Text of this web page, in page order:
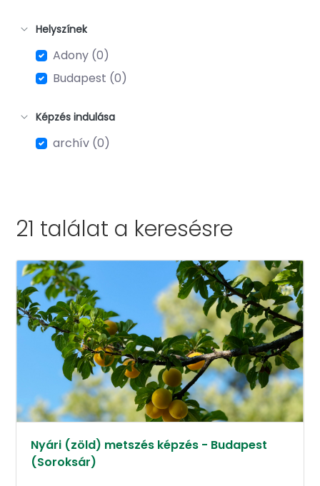
Helyszínek
Adony (0)
Budapest (0)
Képzés indulása
archív (0)
21 találat a keresésre
Nyári (zöld) metszés képzés - Budapest
(Soroksár)